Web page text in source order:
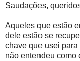
Saudações,
Aqueles que estão
dele estão se
chave que usei
não entendeu como